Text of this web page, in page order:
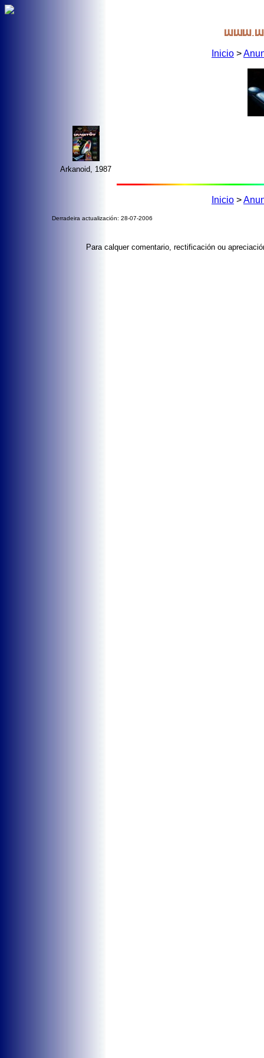
Inicio >
Arkanoid, 1987
Inicio >
Derradeira actualización: 28-07-2006
Para calquer comentario, rectificación ou